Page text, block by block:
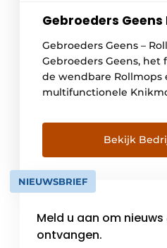
Gebroeders Geens
Gebroeders Geens –
Gebroeders Geens,
de wendbare Rollmops
multifunctionele
jaar machines en hun
Rollmops en Knikmops
lichte, krachtige en
zware arbeid te
uiteenlopende
Bekijk
NIEUWSBRIEF
Meld u aan om
ontvangen.